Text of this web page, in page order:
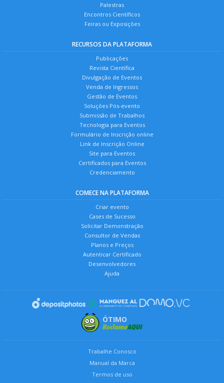
Palestras
Encontros Científicos
Feiras ou Exposições
RECURSOS DA PLATAFORMA
Publicações
Revista Científica
Divulgação de Eventos
Venda de Ingressos
Gestão de Eventos
Soluções Pós-evento
Submissão de Trabalhos
Tecnologia para Eventos
Formulário de Inscrição online
Link de Inscrição Online
Site para Eventos
Certificados para Eventos
Credenciamento
COMECE NA PLATAFORMA
Criar evento
Cases de Sucesso
Solicitar Demonstração
Consultor de Vendas
Planos e Preços
Autenticar Certificado
Desenvolvedores
Ajuda
ÓTIMO
Trabalhe Conosco
Manual da Marca
Termos de uso